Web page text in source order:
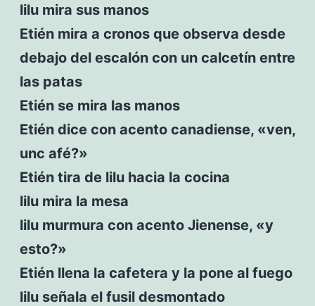
lilu mira sus manos
Etién mira a cronos que observa desde
debajo del escalón con un calcetín entre
las patas
Etién se mira las manos
Etién dice con acento canadiense, «ven,
unc afé?»
Etién tira de lilu hacia la cocina
lilu mira la mesa
lilu murmura con acento Jienense, «y
esto?»
Etién llena la cafetera y la pone al fuego
lilu señala el fusil desmontado